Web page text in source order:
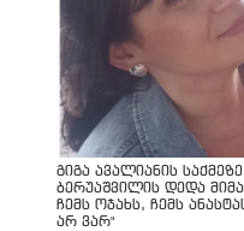
გიგა ავალიანის
ბერუაშვილის დედა
ჩემს ოჯახს, ჩემს
არ ვარ"